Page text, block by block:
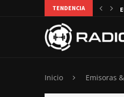
TENDENCIA
Inicio Emisoras